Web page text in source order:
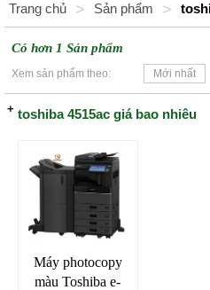
Trang chủ > Sản phẩm >
Có hơn 1 Sản phẩm
Xem sản phẩm theo: Mới nhất
toshiba 4515ac giá bao nhiêu
Máy photocopy
màu Toshiba e-